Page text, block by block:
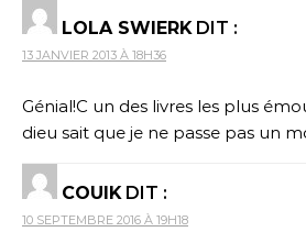
LOLA SWIERK DIT :
13 JANVIER 2013 À 18H36
Génial!C un des livres les plus
dieu sait que je ne passe pas un
COUIK DIT :
10 SEPTEMBRE 2016 À 19H18